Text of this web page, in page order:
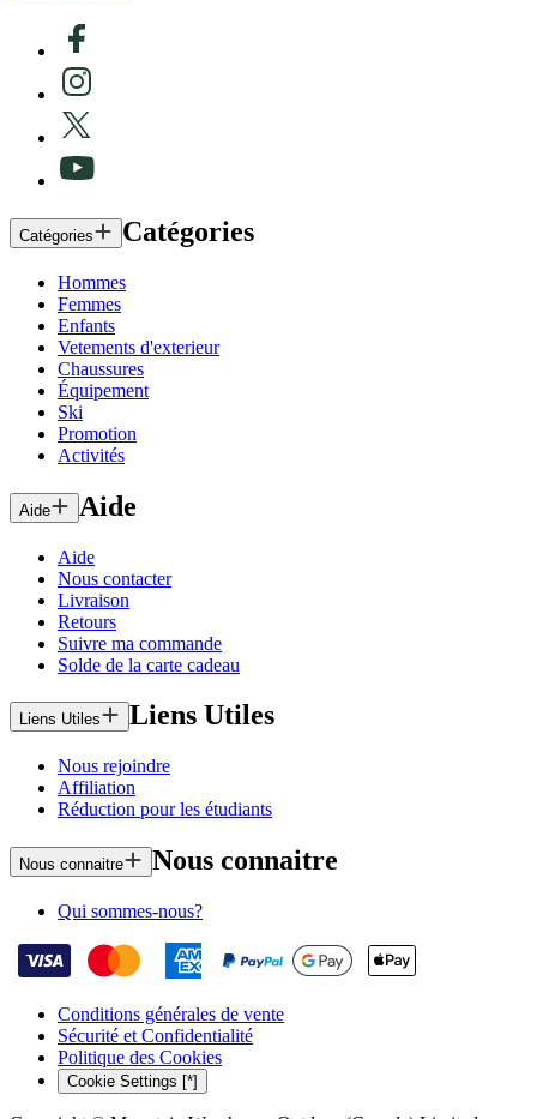
Catégories Catégories
Hommes
Femmes
Enfants
Vetements d'exterieur
Chaussures
Équipement
Ski
Promotion
Activités
Aide Aide
Aide
Nous contacter
Livraison
Retours
Suivre ma commande
Solde de la carte cadeau
Liens Utiles Liens Utiles
Nous rejoindre
Affiliation
Réduction pour les étudiants
Nous connaitre Nous connaitre
Qui sommes-nous?
Conditions générales de vente
Sécurité et Confidentialité
Politique des Cookies
Cookie Settings [*]